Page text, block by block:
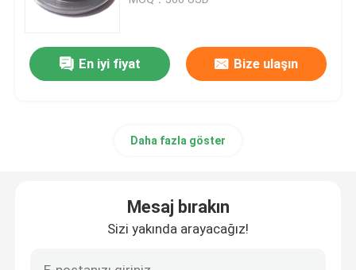
Yağ Dudak Keçesi
En iyi fiyat Bize ulaşın
Daha fazla göster
Mesaj bırakın
Sizi yakında arayacağız!